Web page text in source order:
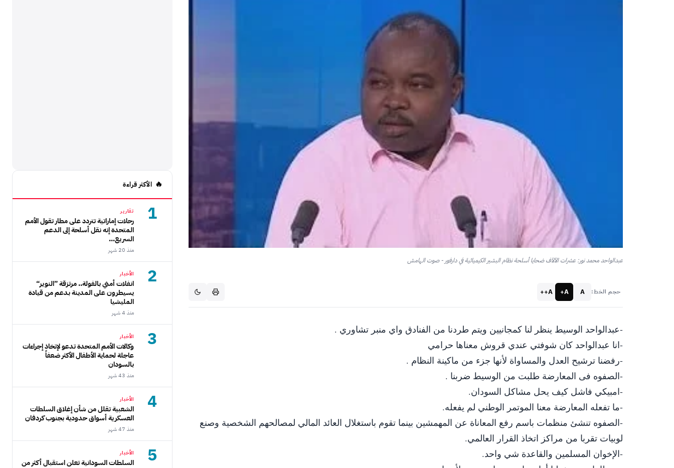
حجم الخط: A
A+
A++
-عبدالواحد الوسيط ينظر لنا كمجانيين ويتم طردنا من الفنادق واي منبر تشاوري .
-انا عبدالواحد كان شوفتي عندي قروش معناها حرامي
-رفضنا ترشيح العدل والمساواة لأنها جزء من ماكينة النظام .
-الصفوه فى المعارضة طلبت من الوسيط ضربنا .
-امبيكي فاشل كيف يحل مشاكل السودان.
-ما تفعله المعارضة معنا الموتمر الوطني لم يفعله.
-الصفوه تنشئ منظمات باسم رفع المعاناة عن المهمشين بينما تقوم باستغلال العائد المالي لمصالحهم الشخصية وصنع
لوبيات تقربا من مراكز اتخاذ القرار العالمي.
-الإخوان المسلمين والقاعدة شي واحد.
الأكثر قراءة
1 تقارير
رحلات إماراتية تتردد على مطار تقول الأمم
المتحدة إنه نقل أسلحة إلى الدعم
السريع...
منذ 20 شهر
2 الأخبار
انفلات أمني بالفولة.. مرتزقة ”النوير“
يسيطرون على المدينة بدعم من قيادة
المليشيا
منذ 4 شهر
3 الأخبار
وكالات الأمم المتحدة تدعو لإتخاذ إجراءات
عاجلة لحماية الأطفال الأكثر ضعفاً
بالسودان
منذ 43 شهر
4 الأخبار
الشعبية تقلل من شأن إغلاق السلطات
العسكرية أسواق حدودية بجنوب كردفان
منذ 47 شهر
5 الأخبار
السلطات السودانية تعلن استقبال أكثر من